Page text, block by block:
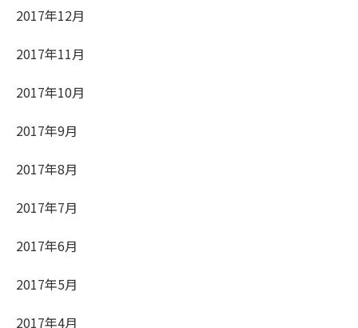
2017年12月
2017年11月
2017年10月
2017年9月
2017年8月
2017年7月
2017年6月
2017年5月
2017年4月